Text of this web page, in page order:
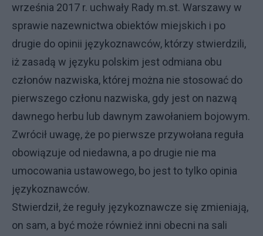
września 2017 r. uchwały Rady m.st. Warszawy w
sprawie nazewnictwa obiektów miejskich i po
drugie do opinii językoznawców, którzy stwierdzili,
iż zasadą w języku polskim jest odmiana obu
członów nazwiska, której można nie stosować do
pierwszego członu nazwiska, gdy jest on nazwą
dawnego herbu lub dawnym zawołaniem bojowym.
Zwrócił uwagę, że po pierwsze przywołana reguła
obowiązuje od niedawna, a po drugie nie ma
umocowania ustawowego, bo jest to tylko opinia
językoznawców.
Stwierdził, że reguły językoznawcze się zmieniają,
on sam, a być może również inni obecni na sali